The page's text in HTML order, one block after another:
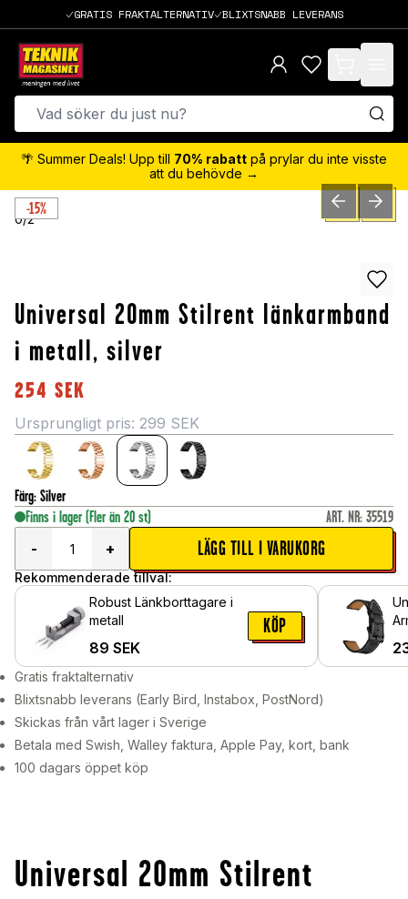
GRATIS FRAKTALTERNATIV BLIXTSNABB LEVERANS
items in cart,
🌴 Summer Deals! Upp till 70% rabatt på prylar du inte visste
att du behövde →
-15%
0/2 PREVIOUSNEXT
Universal 20mm Stilrent länkarmband
i metall, silver
254 SEK
Ursprungligt pris: 299 SEK
Färg: Silver
Finns i lager (Fler än 20 st) ART. NR: 35519
-
+ LÄGG TILL I VARUKORG
Rekommenderade tillval:
Robust Länkborttagare i
metall
89 SEK
KÖP
Gratis fraktalternativ
Blixtsnabb leverans (Early Bird, Instabox, PostNord)
Skickas från vårt lager i Sverige
Betala med Swish, Walley faktura, Apple Pay, kort, bank
100 dagars öppet köp
Universal 20mm Stilrent